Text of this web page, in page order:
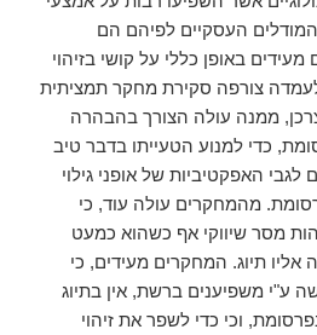
המודלים העסקיים לפיהם הם
באופן כללי על קושי בזיהוי
צורפה סקירת מחקר תמציתית
ממנה עולה הצורך בהבהרה
כדי למנוע הטעייתו בדבר טיב
האפקטיביות של אופני גילוי
מהמחקרים עולה עוד, כי
מסר שיווקי אף כשהוא כמעט
אליו תיוג. המחקרים מעידים, כי
ע"י משפיענים ברשת, אין בתיוג
וכי כדי לשפר את זיהוי